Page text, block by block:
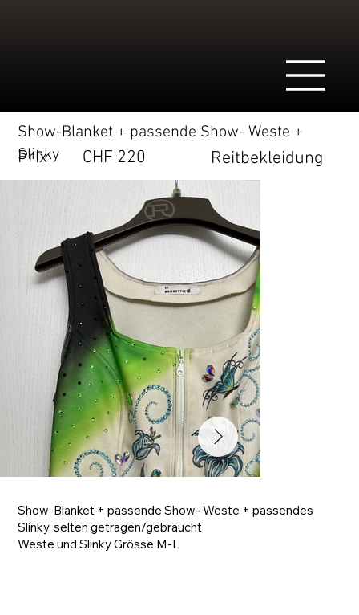
Show-Blanket + passende Show- Weste +
Slinky
Prix CHF 220 Reitbekleidung
Show-Blanket + passende Show- Weste + passendes
Slinky, selten getragen/gebraucht
Weste und Slinky Grösse M-L